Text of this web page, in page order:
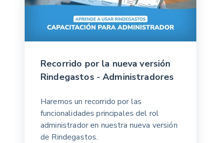
Recorrido por la nueva versión
Rindegastos - Administradores
Haremos un recorrido por las
funcionalidades principales del rol
administrador en nuestra nueva versión
de Rindegastos.